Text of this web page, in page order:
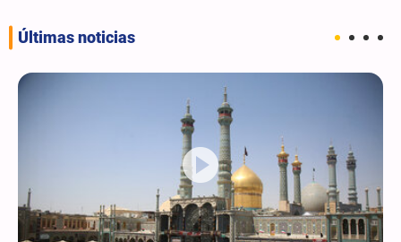
Últimas noticias